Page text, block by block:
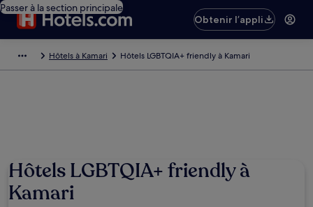
Passer à la section principale
Obtenir l’appli
Hôtels à Kamari Hôtels LGBTQIA+ friendly à Kamari
Hôtels LGBTQIA+ friendly à
Kamari